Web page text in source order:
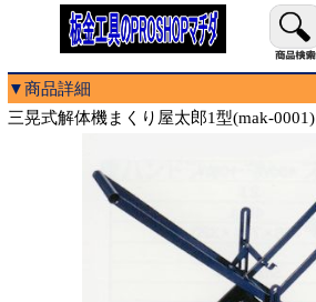
▼商品詳細
三晃式解体機まくり屋太郎1型(mak-0001)